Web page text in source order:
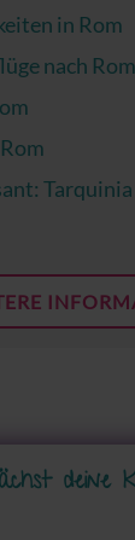
in Rom
nach Rom
Tarquinia